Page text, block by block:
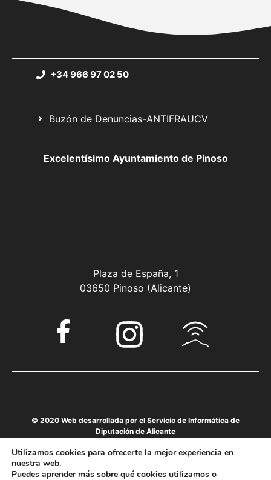
+34 966 97 02 50
Buzón de Denuncias-ANTIFRAUCV
Excelentísimo Ayuntamiento de Pinoso
Plaza de España, 1
03650 Pinoso (Alicante)
© 2020 Web desarrollada por el Servicio de Informática de
Diputación de Alicante
Utilizamos cookies para ofrecerte la mejor experiencia en
nuestra web.
Puedes aprender más sobre qué cookies utilizamos o